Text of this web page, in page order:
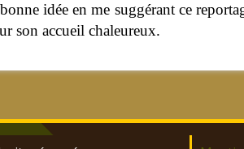
idée en me suggérant ce
son accueil chaleureux.